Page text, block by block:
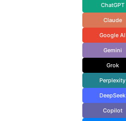
ChatGPT
Claude
Google AI
Gemini
Grok
Perplexity
DeepSeek
Copilot